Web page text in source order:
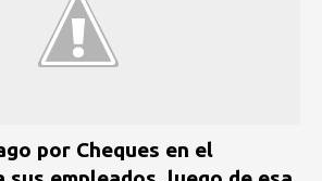
por Cheques en el